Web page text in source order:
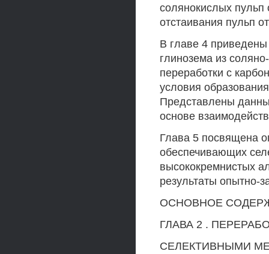
солянокислых пульп
отстаивания пульп
В главе 4
глинозема из
переработки с
условия
Представлены
основе
Глава 5 посвящена
обеспечивающих
высококремнистых
результаты опытно-
ОСНОВНОЕ
ГЛАВА 2 .
СЕЛЕКТИВНЫМИ